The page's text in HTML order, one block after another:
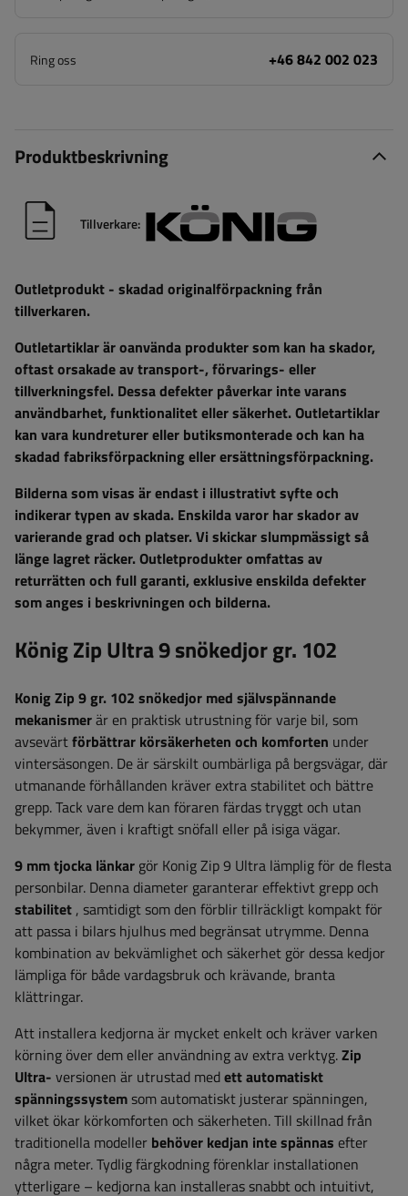
Ring oss +46 842 002 023
Produktbeskrivning
Tillverkare:
Outletprodukt - skadad originalförpackning från
tillverkaren.
Outletartiklar är oanvända produkter som kan ha skador,
oftast orsakade av transport-, förvarings- eller
tillverkningsfel. Dessa defekter påverkar inte varans
användbarhet, funktionalitet eller säkerhet. Outletartiklar
kan vara kundreturer eller butiksmonterade och kan ha
skadad fabriksförpackning eller ersättningsförpackning.
Bilderna som visas är endast i illustrativt syfte och
indikerar typen av skada. Enskilda varor har skador av
varierande grad och platser. Vi skickar slumpmässigt så
länge lagret räcker. Outletprodukter omfattas av
returrätten och full garanti, exklusive enskilda defekter
som anges i beskrivningen och bilderna.
König Zip Ultra 9 snökedjor gr. 102
Konig Zip 9 gr. 102 snökedjor med självspännande
mekanismerär en praktisk utrustning för varje bil, som
avsevärtförbättrar körsäkerheten och komforten under
vintersäsongen. De är särskilt oumbärliga på bergsvägar, där
utmanande förhållanden kräver extra stabilitet och bättre
grepp. Tack vare dem kan föraren färdas tryggt och utan
bekymmer, även i kraftigt snöfall eller på isiga vägar.
9 mmtjocka länkar gör Konig Zip 9 Ultra lämplig för de flesta
personbilar. Denna diameter garanterar effektivt grepp och
stabilitet , samtidigt som den förblir tillräckligt kompakt för
att passa i bilars hjulhus med begränsat utrymme. Denna
kombination av bekvämlighet och säkerhet gör dessa kedjor
lämpliga för både vardagsbruk och krävande, branta
klättringar.
Att installera kedjorna är mycket enkelt och kräver varken
körning över dem eller användning av extra verktyg.Zip
Ultra- versionen är utrustad medett automatiskt
spänningssystemsom automatiskt justerar spänningen,
vilket ökar körkomforten och säkerheten. Till skillnad från
traditionella modeller behöver kedjan inte spännas efter
några meter. Tydlig färgkodning förenklar installationen
ytterligare – kedjorna kan installeras snabbt och intuitivt,